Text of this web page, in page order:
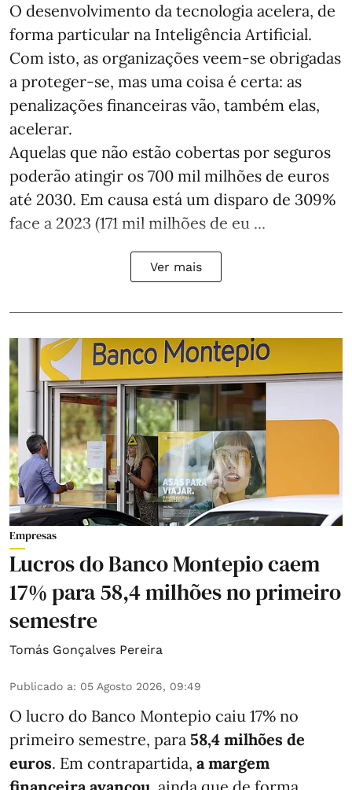
O desenvolvimento da tecnologia acelera, de
forma particular na Inteligência Artificial.
Com isto, as organizações veem-se obrigadas
a proteger-se, mas uma coisa é certa: as
penalizações financeiras vão, também elas,
acelerar.
Aquelas que não estão cobertas por seguros
poderão atingir os 700 mil milhões de euros
até 2030. Em causa está um disparo de 309%
face a 2023 (171 mil milhões de eu ...
Ver mais
Empresas
Lucros do Banco Montepio caem
17% para 58,4 milhões no primeiro
semestre
Tomás Gonçalves Pereira
Publicado a: 05 Agosto 2026, 09:49
O lucro do Banco Montepio caiu 17% no
primeiro semestre, para 58,4 milhões de
euros. Em contrapartida, a margem